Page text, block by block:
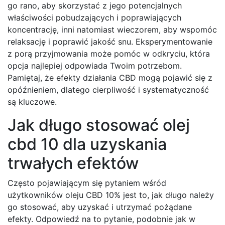
go rano, aby skorzystać z jego potencjalnych
właściwości pobudzających i poprawiających
koncentrację, inni natomiast wieczorem, aby wspomóc
relaksację i poprawić jakość snu. Eksperymentowanie
z porą przyjmowania może pomóc w odkryciu, która
opcja najlepiej odpowiada Twoim potrzebom.
Pamiętaj, że efekty działania CBD mogą pojawić się z
opóźnieniem, dlatego cierpliwość i systematyczność
są kluczowe.
Jak długo stosować olej
cbd 10 dla uzyskania
trwałych efektów
Często pojawiającym się pytaniem wśród
użytkowników oleju CBD 10% jest to, jak długo należy
go stosować, aby uzyskać i utrzymać pożądane
efekty. Odpowiedź na to pytanie, podobnie jak w